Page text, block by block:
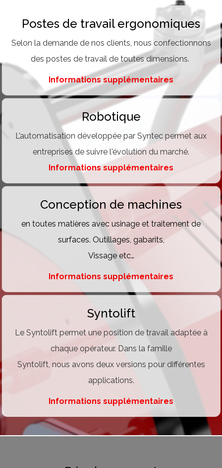
Postes de travail ergonomiques
Selon la demande de nos clients, nous confectionnons
des postes de travail de toutes dimensions.
Informations supplémentaires
Robotique
L’automatisation développée par Syntec permet aux
entreprises de suivre l'évolution du marché.
Informations supplémentaires
Conception de machines
en toutes matières avec usinage et traitement de
surfaces. Outillages, gabarits,
Vissage etc…
Informations supplémentaires
Syntolift
Le Syntolift permet une position de travail adaptée à
chaque opérateur. Dans la famille
Syntolift, nous avons deux versions pour différentes
applications.
Informations supplémentaires